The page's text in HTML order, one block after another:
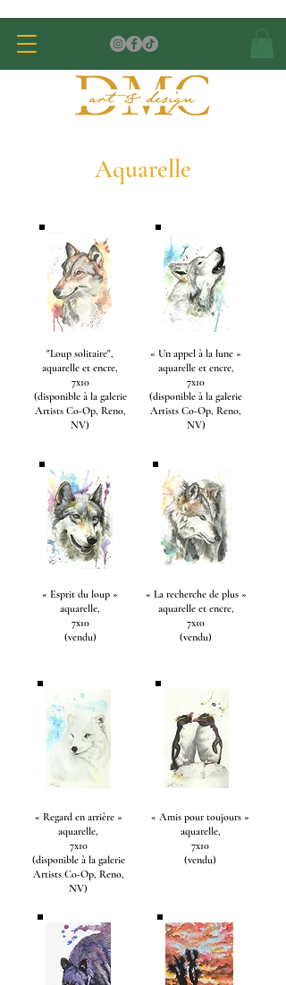
Aquarelle
"Loup solitaire",
aquarelle et encre,
7x10
(disponible à la galerie
Artists Co-Op, Reno,
NV)
« Un appel à la lune »
aquarelle et encre,
7x10
(disponible à la galerie
Artists Co-Op, Reno,
NV)
« Esprit du loup »
aquarelle,
7x10
(vendu)
« La recherche de plus »
aquarelle et encre,
7x10
(vendu)
« Regard en arrière »
aquarelle,
7x10
(disponible à la galerie
Artists Co-Op, Reno,
NV)
« Amis pour toujours »
aquarelle,
7x10
(vendu)